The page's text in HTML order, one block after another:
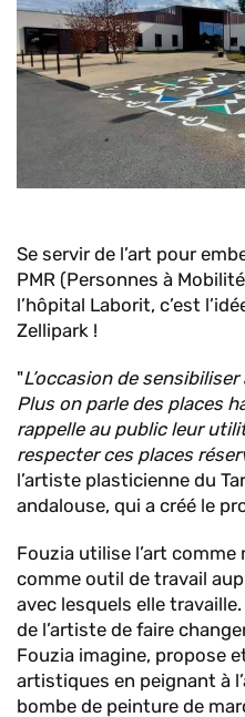
Se servir de l’art pour
PMR (Personnes à
l’hôpital Laborit, c’est
Zellipark !
"L’occasion de
Plus on parle des places
rappelle au public leur
respecter ces places
l’artiste plasticienne du
andalouse, qui a créé le
Fouzia utilise l’art comme
comme outil de travail
avec lesquels elle
de l’artiste de faire
Fouzia imagine, propose
artistiques en peignant à
bombe de peinture de